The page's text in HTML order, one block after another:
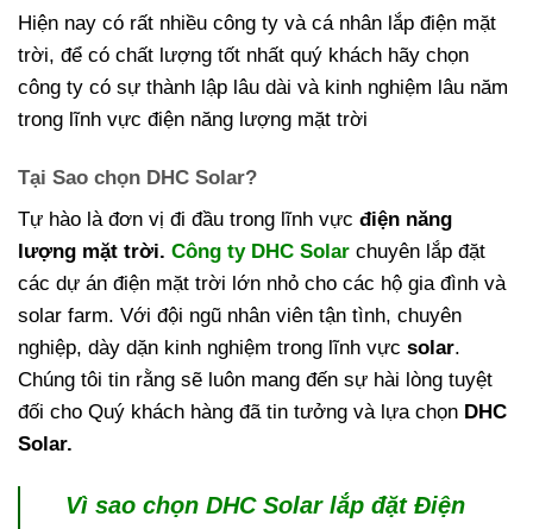
Hiện nay có rất nhiều công ty và cá nhân lắp điện mặt
trời, để có chất lượng tốt nhất quý khách hãy chọn
công ty có sự thành lập lâu dài và kinh nghiệm lâu năm
trong lĩnh vực điện năng lượng mặt trời
Tại Sao chọn DHC Solar?
Tự hào là đơn vị đi đầu trong lĩnh vực điện năng
lượng mặt trời. Công ty DHC Solar chuyên lắp đặt
các dự án điện mặt trời lớn nhỏ cho các hộ gia đình và
solar farm. Với đội ngũ nhân viên tận tình, chuyên
nghiệp, dày dặn kinh nghiệm trong lĩnh vực solar.
Chúng tôi tin rằng sẽ luôn mang đến sự hài lòng tuyệt
đối cho Quý khách hàng đã tin tưởng và lựa chọn DHC
Solar.
Vì sao chọn DHC Solar lắp đặt Điện